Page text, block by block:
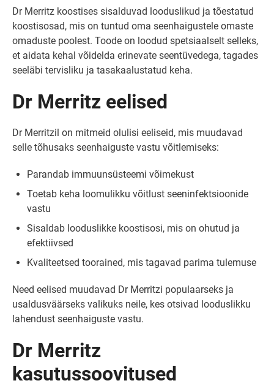
Dr Merritz koostises sisalduvad looduslikud ja tõestatud
koostisosad, mis on tuntud oma seenhaigustele omaste
omaduste poolest. Toode on loodud spetsiaalselt selleks,
et aidata kehal võidelda erinevate seentüvedega, tagades
seeläbi tervisliku ja tasakaalustatud keha.
Dr Merritz eelised
Dr Merritzil on mitmeid olulisi eeliseid, mis muudavad
selle tõhusaks seenhaiguste vastu võitlemiseks:
Parandab immuunsüsteemi võimekust
Toetab keha loomulikku võitlust seeninfektsioonide
vastu
Sisaldab looduslikke koostisosi, mis on ohutud ja
efektiivsed
Kvaliteetsed toorained, mis tagavad parima tulemuse
Need eelised muudavad Dr Merritzi populaarseks ja
usaldusväärseks valikuks neile, kes otsivad looduslikku
lahendust seenhaiguste vastu.
Dr Merritz
kasutussoovitused